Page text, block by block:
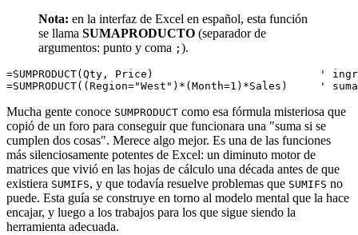
Nota: en la interfaz de Excel en español, esta función
se llama SUMAPRODUCTO (separador de
argumentos: punto y coma ; ).
=SUMPRODUCT(Qty, Price)                          '
Mucha gente conoce SUMPRODUCT como esa fórmula misteriosa que
copió de un foro para conseguir que funcionara una "suma si se
cumplen dos cosas". Merece algo mejor. Es una de las funciones
más silenciosamente potentes de Excel: un diminuto motor de
matrices que vivió en las hojas de cálculo una década antes de que
existiera SUMIFS, y que todavía resuelve problemas que SUMIFS no
puede. Esta guía se construye en torno al modelo mental que la hace
encajar, y luego a los trabajos para los que sigue siendo la
herramienta adecuada.